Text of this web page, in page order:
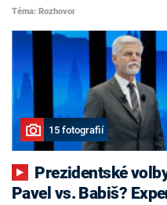
Téma: Rozhovor
15 fotografií
Pavel vs. Babiš?